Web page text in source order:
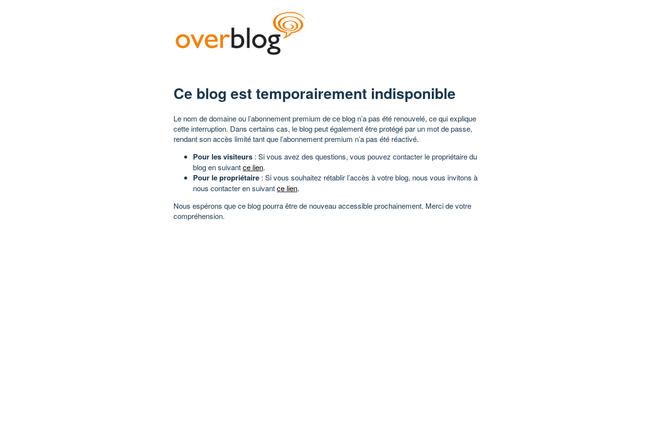
Ce blog est temporairement indisponible
Le nom de domaine ou l’abonnement premium de ce blog n’a pas été renouvelé, ce qui explique
cette interruption. Dans certains cas, le blog peut également être protégé par un mot de passe,
rendant son accès limité tant que l’abonnement premium n’a pas été réactivé.
Pour les visiteurs : Si vous avez des questions, vous pouvez contacter le propriétaire du
blog en suivantce lien.
Pour le propriétaire : Si vous souhaitez rétablir l’accès à votre blog, nous vous invitons à
nous contacter en suivantce lien.
Nous espérons que ce blog pourra être de nouveau accessible prochainement. Merci de votre
compréhension.